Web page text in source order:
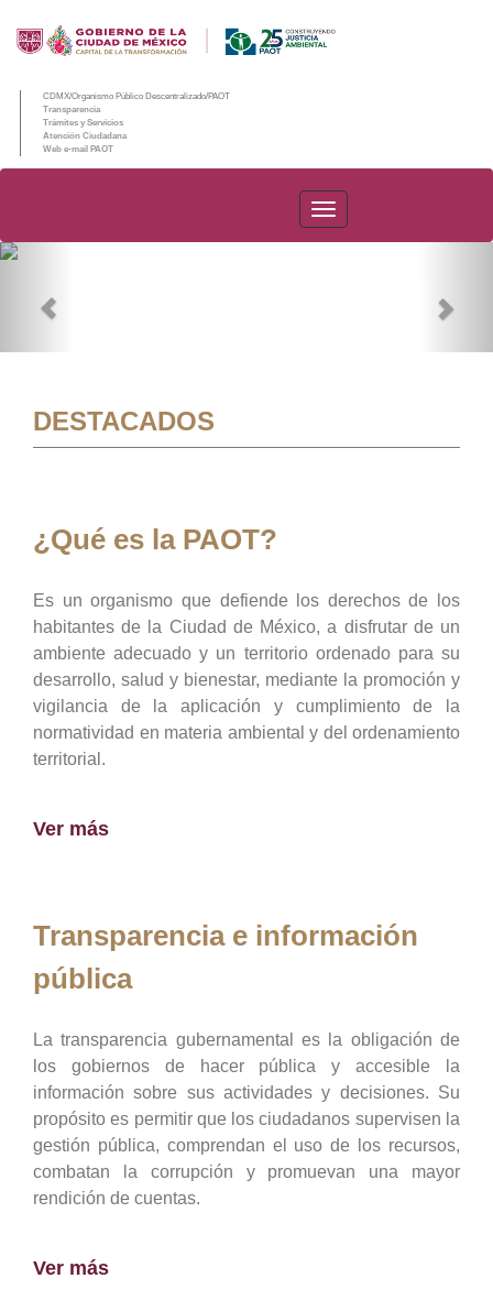
CDMX/Organismo Público Descentralizado/PAOT
Transparencia
Trámites y Servicios
Atención Ciudadana
Web e-mail PAOT
PAOT
DESTACADOS
¿Qué es la PAOT?
Es un organismo que defiende los derechos de los
habitantes de la Ciudad de México, a disfrutar de un
ambiente adecuado y un territorio ordenado para su
desarrollo, salud y bienestar, mediante la promoción y
vigilancia de la aplicación y cumplimiento de la
normatividad en materia ambiental y del ordenamiento
territorial.
Ver más
Transparencia e información
pública
La transparencia gubernamental es la obligación de
los gobiernos de hacer pública y accesible la
información sobre sus actividades y decisiones. Su
propósito es permitir que los ciudadanos supervisen la
gestión pública, comprendan el uso de los recursos,
combatan la corrupción y promuevan una mayor
rendición de cuentas.
Ver más